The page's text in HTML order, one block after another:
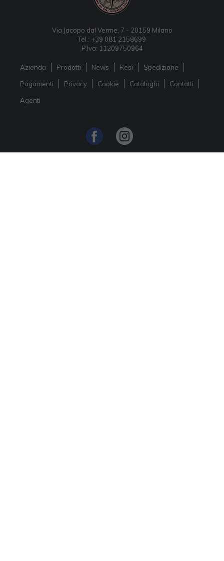
Via Jacopo dal Verme, 7 - 20159 Milano
Tel.: +39 081 2158699
P.Iva: 11209750964
Azienda Prodotti News Resi Spedizione
Pagamenti Privacy Cookie Cataloghi Contatti
Agenti